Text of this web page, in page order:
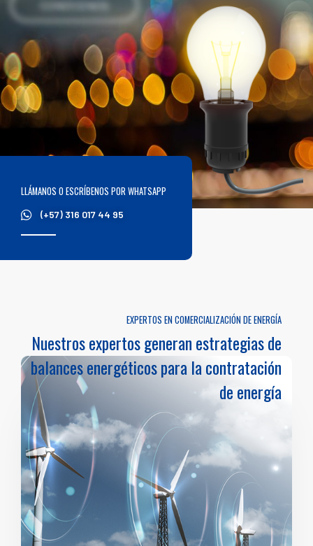
CONÓCENOS
LLÁMANOS O ESCRÍBENOS POR WHATSAPP
(+57) 316 017 44 95
EXPERTOS EN COMERCIALIZACIÓN DE ENERGÍA
Nuestros expertos generan estrategias de
balances energéticos para la contratación
de energía